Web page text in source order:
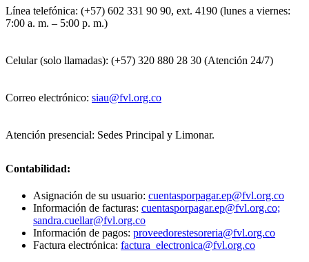
Línea telefónica: (+57) 602 331 90 90, ext. 4190 (lunes a viernes:
7:00 a. m. – 5:00 p. m.)
Celular (solo llamadas): (+57) 320 880 28 30 (Atención 24/7)
Correo electrónico: siau@fvl.org.co
Atención presencial: Sedes Principal y Limonar.
Contabilidad:
Asignación de su usuario: cuentasporpagar.ep@fvl.org.co
Información de facturas: cuentasporpagar.ep@fvl.org.co;
sandra.cuellar@fvl.org.co
Información de pagos: proveedorestesoreria@fvl.org.co
Factura electrónica: factura_electronica@fvl.org.co